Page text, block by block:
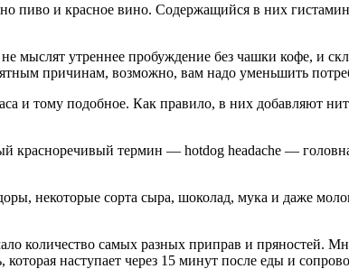
пиво и красное вино. Содержащийся в них
мыслят утреннее пробуждение без чашки кофе, и
причинам, возможно, вам надо уменьшить
и тому подобное. Как правило, в них добавляют
термин — hotdog headache — головная
некоторые сорта сыра, шоколад, мука и даже
количество самых разных приправ и пряностей.
наступает через 15 минут после еды и